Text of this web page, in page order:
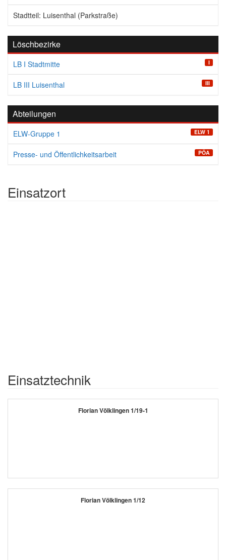
Stadtteil: Luisenthal (Parkstraße)
Löschbezirke
LB I Stadtmitte I
LB III Luisenthal III
Abteilungen
ELW-Gruppe 1 ELW 1
Presse- und Öffentlichkeitsarbeit PÖA
Einsatzort
Einsatztechnik
Florian Völklingen 1/19-1
Florian Völklingen 1/12